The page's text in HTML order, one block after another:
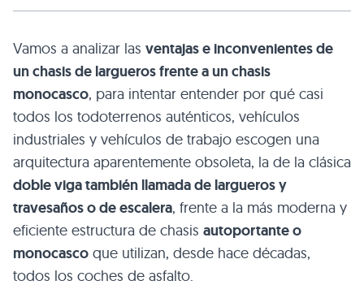
Vamos a analizar las ventajas e inconvenientes de
un chasis de largueros frente a un chasis
monocasco, para intentar entender por qué casi
todos los todoterrenos auténticos, vehículos
industriales y vehículos de trabajo escogen una
arquitectura aparentemente obsoleta, la de la clásica
doble viga también llamada de largueros y
travesaños o de escalera, frente a la más moderna y
eficiente estructura de chasis autoportante o
monocasco que utilizan, desde hace décadas,
todos los coches de asfalto.